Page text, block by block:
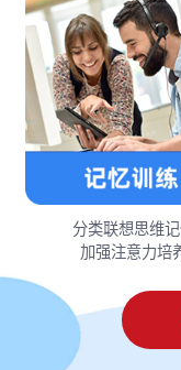
分类联想思维
加强注意力培